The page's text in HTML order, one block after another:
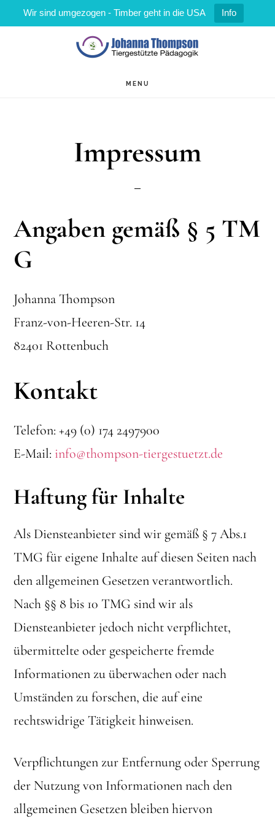
Wir sind umgezogen - Timber geht in die USA Info
MENU
Impressum
Angaben gemäß § 5 TM
G
Johanna Thompson
Franz-von-Heeren-Str. 14
82401 Rottenbuch
Kontakt
Telefon: +49 (0) 174 2497900
E-Mail: info@thompson-tiergestuetzt.de
Haftung für Inhalte
Als Diensteanbieter sind wir gemäß § 7 Abs.1
TMG für eigene Inhalte auf diesen Seiten nach
den allgemeinen Gesetzen verantwortlich.
Nach §§ 8 bis 10 TMG sind wir als
Diensteanbieter jedoch nicht verpflichtet,
übermittelte oder gespeicherte fremde
Informationen zu überwachen oder nach
Umständen zu forschen, die auf eine
rechtswidrige Tätigkeit hinweisen.
Verpflichtungen zur Entfernung oder Sperrung
der Nutzung von Informationen nach den
allgemeinen Gesetzen bleiben hiervon